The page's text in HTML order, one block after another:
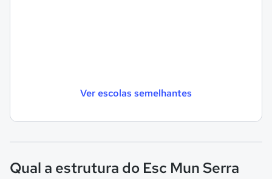
Ver escolas semelhantes
Qual a estrutura do Esc Mun Serra